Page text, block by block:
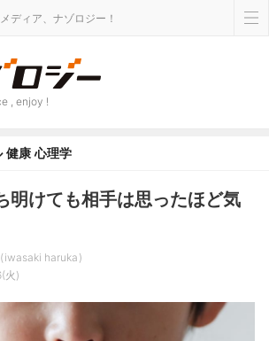
ディア、ナゾロジー！
, enjoy !
健康 心理学
明けても相手は思ったほど気
iwasaki haruka
火)